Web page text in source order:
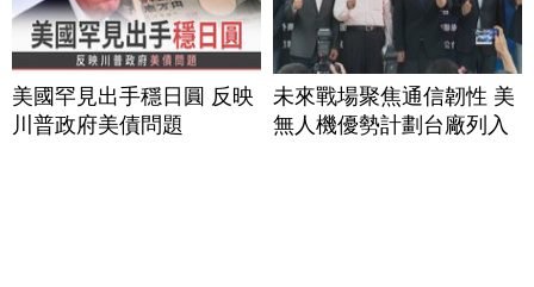
美國罕見出手穩日圓 反映
川普政府美債問題
未來戰場聚焦通信韌性 美
無人機優勢計劃台廠列入